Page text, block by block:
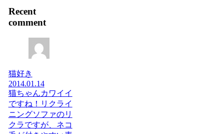
Recent
comment
猫好き
2014.01.14
猫ちゃんカワイイ
ですね！リクライ
ニングソファのリ
クラですが、ネコ